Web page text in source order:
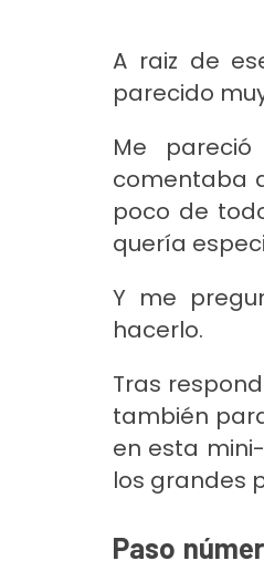
A raiz de
parecido
Me
comentaba
poco de
quería
Y me
hacerlo.
Tras
también
en esta
los grandes
Paso